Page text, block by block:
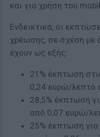
και για χρήση του
Ενδεικτικά, οι
χρέωσης, σε σχέση με
έχουν ως εξής:
21% έκπτωση
0,24 ευρώ/λεπτό
28,5% έκπτωση
από 0,07 ευρώ/
25% έκπτωση